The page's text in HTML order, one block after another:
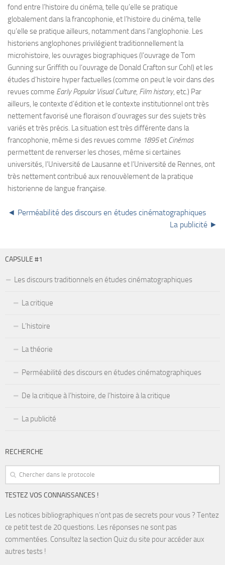
fond entre l’histoire du cinéma, telle qu’elle se pratique
globalement dans la francophonie, et l’histoire du cinéma, telle
qu’elle se pratique ailleurs, notamment dans l’anglophonie. Les
historiens anglophones privilégient traditionnellement la
microhistoire, les ouvrages biographiques (l’ouvrage de Tom
Gunning sur Griffith ou l’ouvrage de Donald Crafton sur Cohl) et les
études d’histoire hyper factuelles (comme on peut le voir dans des
revues comme Early Popular Visual Culture, Film history, etc.) Par
ailleurs, le contexte d’édition et le contexte institutionnel ont très
nettement favorisé une floraison d’ouvrages sur des sujets très
variés et très précis. La situation est très différente dans la
francophonie, même si des revues comme 1895et Cinémas
permettent de renverser les choses, même si certaines
universités, l’Université de Lausanne et l’Université de Rennes, ont
très nettement contribué aux renouvèlement de la pratique
historienne de langue française.
◄ Perméabilité des discours en études cinématographiques
La publicité ►
CAPSULE #1
Les discours traditionnels en études cinématographiques
La critique
L’histoire
La théorie
Perméabilité des discours en études cinématographiques
De la critique à l’histoire, de l’histoire à la critique
La publicité
RECHERCHE
TESTEZ VOS CONNAISSANCES !
Les notices bibliographiques n’ont pas de secrets pour vous ? Tentez
ce petit test de 20 questions. Les réponses ne sont pas
commentées. Consultez la section Quiz du site pour accéder aux
autres tests !